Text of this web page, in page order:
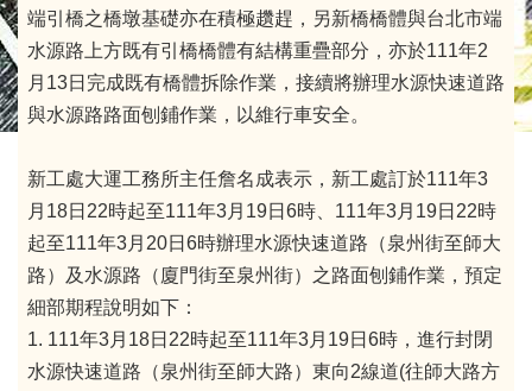
端引橋之橋墩基礎亦在積極趲趕，另新橋橋體與台北市端
水源路上方既有引橋橋體有結構重疊部分，亦於111年2
月13日完成既有橋體拆除作業，接續將辦理水源快速道路
與水源路路面刨鋪作業，以維行車安全。
新工處大運工務所主任詹名成表示，新工處訂於111年3
月18日22時起至111年3月19日6時、111年3月19日22時
起至111年3月20日6時辦理水源快速道路（泉州街至師大
路）及水源路（廈門街至泉州街）之路面刨鋪作業，預定
細部期程說明如下：
1. 111年3月18日22時起至111年3月19日6時，進行封閉
水源快速道路（泉州街至師大路）東向2線道(往師大路方